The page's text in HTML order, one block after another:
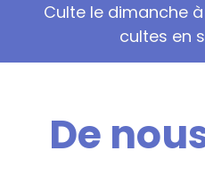
Culte le dimanche
cultes en
De